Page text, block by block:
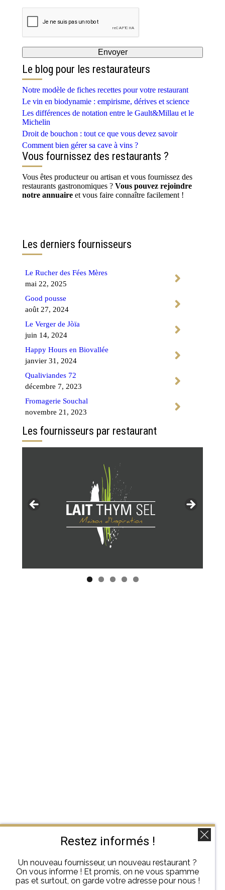
Le blog pour les restaurateurs
Notre modèle de fiches recettes pour votre restaurant
Le vin en biodynamie : empirisme, dérives et science
Les différences de notation entre le Gault&Millau et le
Michelin
Droit de bouchon : tout ce que vous devez savoir
Comment bien gérer sa cave à vins ?
Vous fournissez des restaurants ?
Vous êtes producteur ou artisan et vous fournissez des
restaurants gastronomiques ? Vous pouvez rejoindre
notre annuaire et vous faire connaître facilement !
Les derniers fournisseurs
Le Rucher des Fées Mères
mai 22, 2025
Good pousse
août 27, 2024
Le Verger de Jòïa
juin 14, 2024
Happy Hours en Biovallée
janvier 31, 2024
Qualiviandes 72
décembre 7, 2023
Fromagerie Souchal
novembre 21, 2023
Les fournisseurs par restaurant
Restez informés !
Un nouveau fournisseur, un nouveau restaurant ?
On vous informe ! Et promis, on ne vous spamme
pas et surtout, on garde votre adresse pour nous !